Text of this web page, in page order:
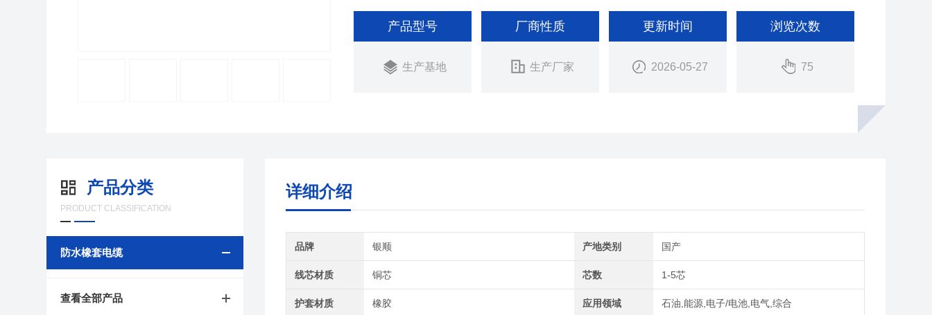
产品型号
生产基地
厂商性质
生产厂家
更新时间
2026-05-27
浏览次数
75
产品分类
PRODUCT CLASSIFICATION
防水橡套电缆
查看全部产品
详细介绍
品牌 银顺 产地类别 国产
线芯材质 铜芯 芯数 1-5芯
护套材质 橡胶 应用领域 石油,能源,电子/电池,电气,综合